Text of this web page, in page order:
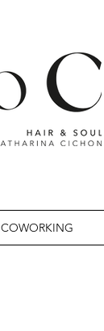
COWORKING